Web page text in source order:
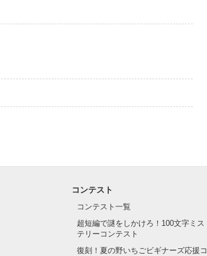
コンテスト
コンテスト一覧
超短編で謎をしかけろ！100文字ミス
テリーコンテスト
復刻！夏の野いちごビギナーズ応援コ